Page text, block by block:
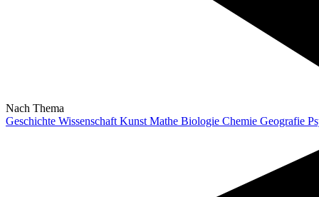
Nach Thema
Geschichte Wissenschaft Kunst Mathe Biologie Chemie Geografie